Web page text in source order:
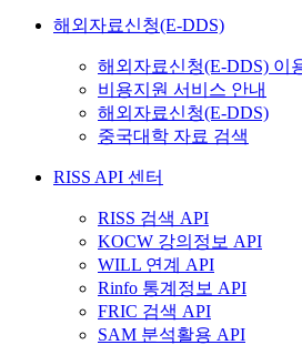
해외자료신청(E-DDS)
해외자료신청(E-DDS) 이
비용지원 서비스 안내
해외자료신청(E-DDS)
중국대학 자료 검색
RISS API 센터
RISS 검색 API
KOCW 강의정보 API
WILL 연계 API
Rinfo 통계정보 API
FRIC 검색 API
SAM 분석활용 API